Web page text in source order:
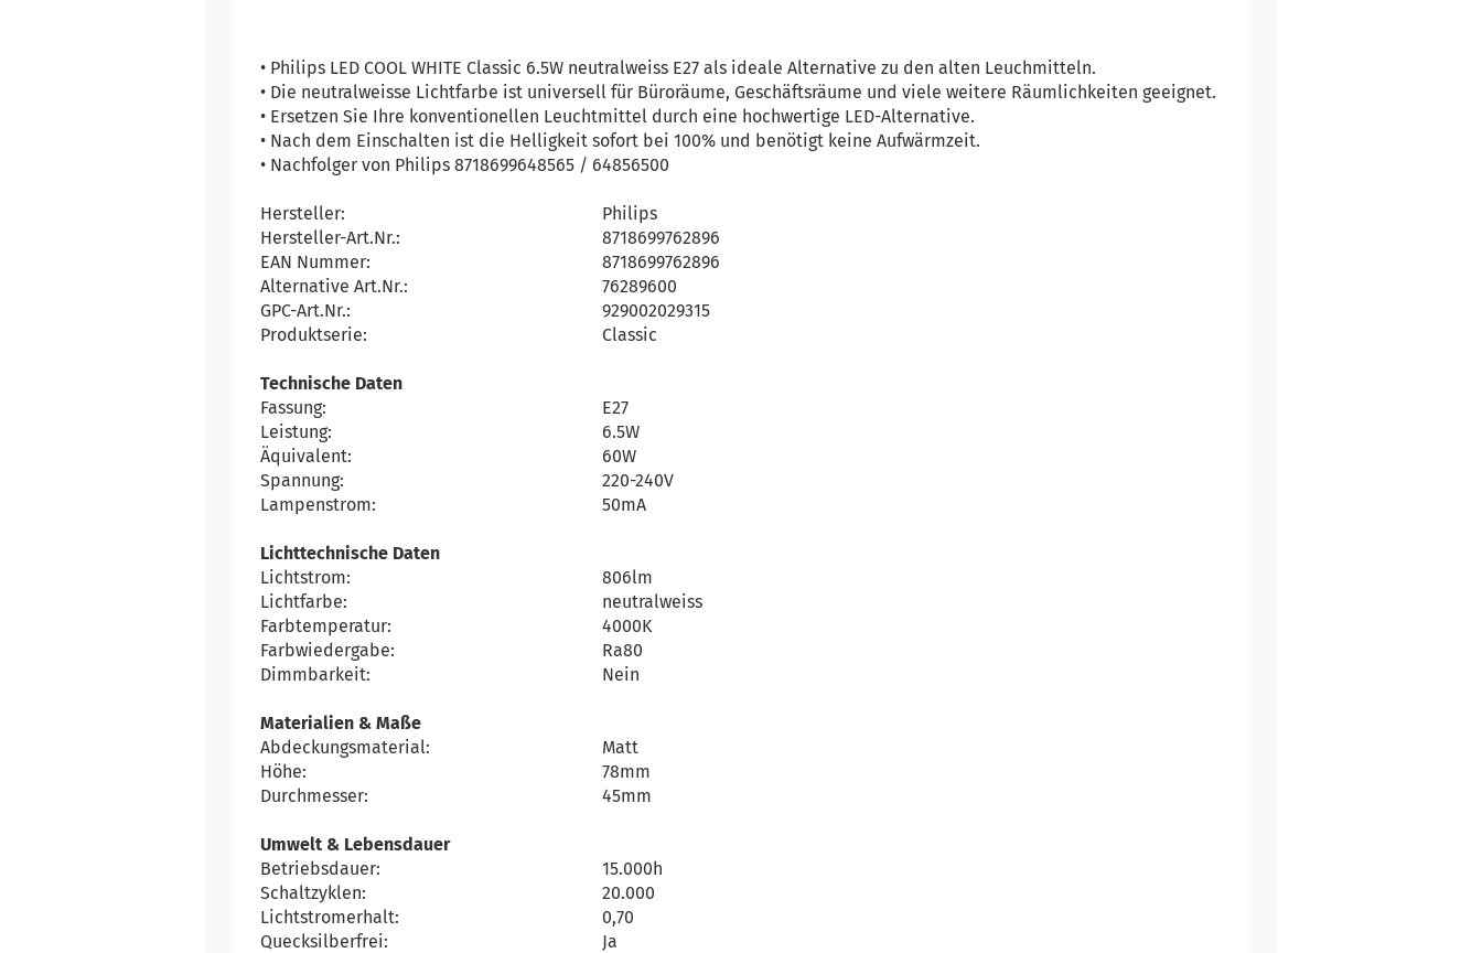
• Philips LED COOL WHITE Classic 6.5W neutralweiss E27 als ideale Alternative zu den alten Leuchmitteln.
• Die neutralweisse Lichtfarbe ist universell für Büroräume, Geschäftsräume und viele weitere Räumlichkeiten geeignet.
• Ersetzen Sie Ihre konventionellen Leuchtmittel durch eine hochwertige LED-Alternative.
• Nach dem Einschalten ist die Helligkeit sofort bei 100% und benötigt keine Aufwärmzeit.
• Nachfolger von Philips 8718699648565 / 64856500
Hersteller:
Philips
Hersteller-Art.Nr.:
8718699762896
EAN Nummer:
8718699762896
Alternative Art.Nr.:
76289600
GPC-Art.Nr.:
929002029315
Produktserie:
Classic
Technische Daten
Fassung:
E27
Leistung:
6.5W
Äquivalent:
60W
Spannung:
220-240V
Lampenstrom:
50mA
Lichttechnische Daten
Lichtstrom:
806lm
Lichtfarbe:
neutralweiss
Farbtemperatur:
4000K
Farbwiedergabe:
Ra80
Dimmbarkeit:
Nein
Materialien & Maße
Abdeckungsmaterial:
Matt
Höhe:
78mm
Durchmesser:
45mm
Umwelt & Lebensdauer
Betriebsdauer:
15.000h
Schaltzyklen:
20.000
Lichtstromerhalt:
0,70
Quecksilberfrei:
Ja